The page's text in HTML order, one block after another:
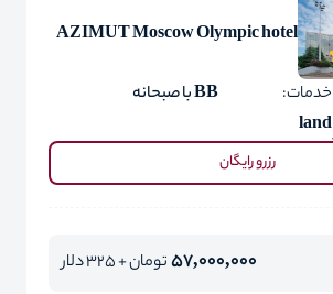
AZIMUT Moscow Olympic hotel
خدمات:
BB با صبحانه
land
رزرو رایگان
57,000,000تومان + 325 دلار